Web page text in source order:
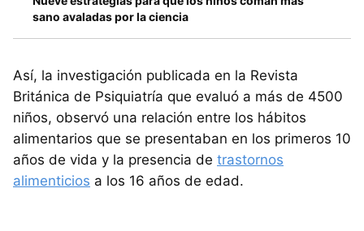
sano avaladas por la ciencia
Así, la investigación publicada en la Revista
Británica de Psiquiatría que evaluó a más de 4500
niños, observó una relación entre los hábitos
alimentarios que se presentaban en los primeros 10
años de vida y la presencia de trastornos
alimenticios a los 16 años de edad.